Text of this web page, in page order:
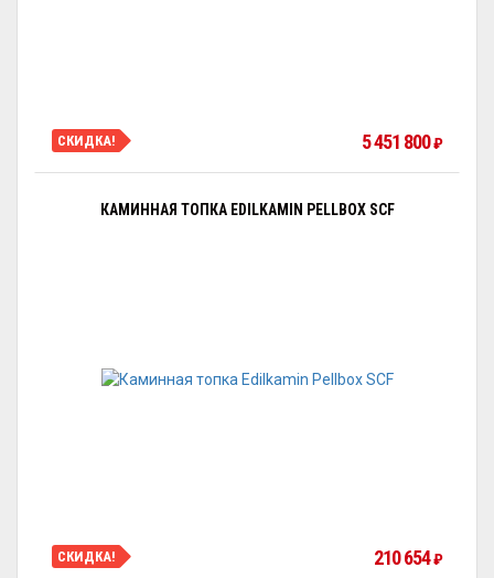
СКИДКА! 5 451 800₽
КАМИННАЯ ТОПКА EDILKAMIN PELLBOX SCF
СКИДКА! 210 654₽